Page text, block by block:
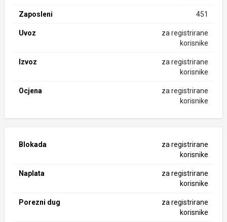
Zaposleni 451
Uvoz
za registrirane
korisnike
Izvoz
za registrirane
korisnike
Ocjena
za registrirane
korisnike
Blokada
za registrirane
korisnike
Naplata
za registrirane
korisnike
Porezni dug
za registrirane
korisnike